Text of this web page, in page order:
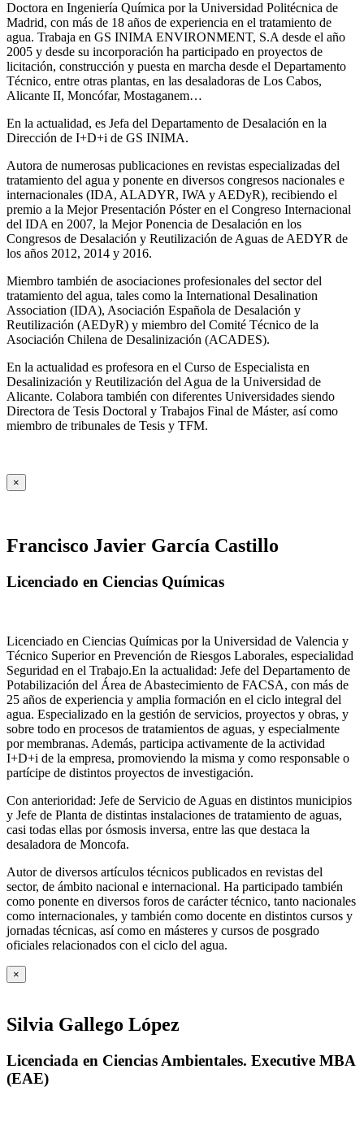
Doctora en Ingeniería Química por la Universidad Politécnica de
Madrid, con más de 18 años de experiencia en el tratamiento de
agua. Trabaja en GS INIMA ENVIRONMENT, S.A desde el año
2005 y desde su incorporación ha participado en proyectos de
licitación, construcción y puesta en marcha desde el Departamento
Técnico, entre otras plantas, en las desaladoras de Los Cabos,
Alicante II, Moncófar, Mostaganem…
En la actualidad, es Jefa del Departamento de Desalación en la
Dirección de I+D+i de GS INIMA.
Autora de numerosas publicaciones en revistas especializadas del
tratamiento del agua y ponente en diversos congresos nacionales e
internacionales (IDA, ALADYR, IWA y AEDyR), recibiendo el
premio a la Mejor Presentación Póster en el Congreso Internacional
del IDA en 2007, la Mejor Ponencia de Desalación en los
Congresos de Desalación y Reutilización de Aguas de AEDYR de
los años 2012, 2014 y 2016.
Miembro también de asociaciones profesionales del sector del
tratamiento del agua, tales como la International Desalination
Association (IDA), Asociación Española de Desalación y
Reutilización (AEDyR) y miembro del Comité Técnico de la
Asociación Chilena de Desalinización (ACADES).
En la actualidad es profesora en el Curso de Especialista en
Desalinización y Reutilización del Agua de la Universidad de
Alicante. Colabora también con diferentes Universidades siendo
Directora de Tesis Doctoral y Trabajos Final de Máster, así como
miembro de tribunales de Tesis y TFM.
×
Francisco Javier García Castillo
Licenciado en Ciencias Químicas
Licenciado en Ciencias Químicas por la Universidad de Valencia y
Técnico Superior en Prevención de Riesgos Laborales, especialidad
Seguridad en el Trabajo.En la actualidad: Jefe del Departamento de
Potabilización del Área de Abastecimiento de FACSA, con más de
25 años de experiencia y amplia formación en el ciclo integral del
agua. Especializado en la gestión de servicios, proyectos y obras, y
sobre todo en procesos de tratamientos de aguas, y especialmente
por membranas. Además, participa activamente de la actividad
I+D+i de la empresa, promoviendo la misma y como responsable o
partícipe de distintos proyectos de investigación.
Con anterioridad: Jefe de Servicio de Aguas en distintos municipios
y Jefe de Planta de distintas instalaciones de tratamiento de aguas,
casi todas ellas por ósmosis inversa, entre las que destaca la
desaladora de Moncofa.
Autor de diversos artículos técnicos publicados en revistas del
sector, de ámbito nacional e internacional. Ha participado también
como ponente en diversos foros de carácter técnico, tanto nacionales
como internacionales, y también como docente en distintos cursos y
jornadas técnicas, así como en másteres y cursos de posgrado
oficiales relacionados con el ciclo del agua.
×
Silvia Gallego López
Licenciada en Ciencias Ambientales. Executive MBA
(EAE)